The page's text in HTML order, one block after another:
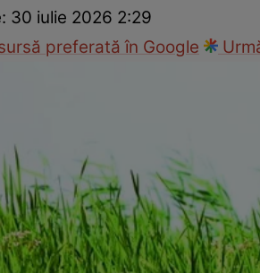
30 iulie 2026 2:29
preferată în Google